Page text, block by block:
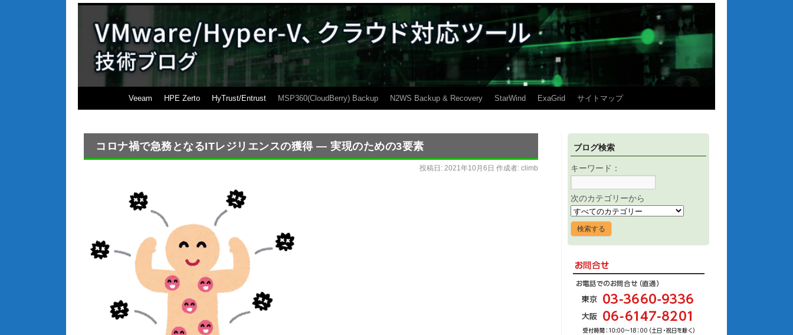
Veeam HPE Zerto HyTrust/Entrust MSP360(CloudBerry) Backup N2WS Backup & Recovery StarWind ExaGrid サイトマップ
コロナ禍で急務となるITレジリエンスの獲得 ― 実現のための3要素
投稿日: 2021年10月6日 作成者: climb
ブログ検索
キーワード：
次のカテゴリーから